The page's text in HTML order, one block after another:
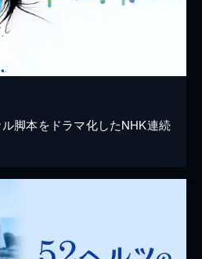
脚本をドラマ化したNHK連続